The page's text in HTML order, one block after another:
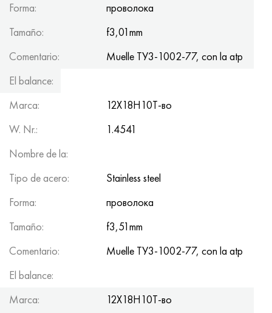
Forma:
проволока
Tamaño:
f3,01mm
Comentario:
Muelle ТУ3-1002-77, con la atp
El balance:
Marca:
12Х18Н10Т-во
W. Nr.:
1.4541
Nombre de la:
Tipo de acero:
Stainless steel
Forma:
проволока
Tamaño:
f3,51mm
Comentario:
Muelle ТУ3-1002-77, con la atp
El balance:
Marca:
12Х18Н10Т-во